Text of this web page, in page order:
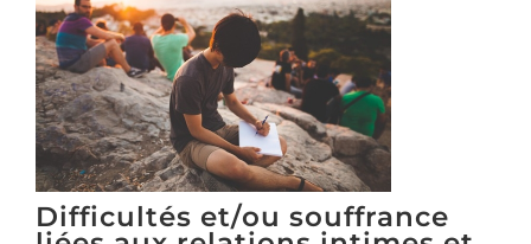
Difficultés et/ou souffrance